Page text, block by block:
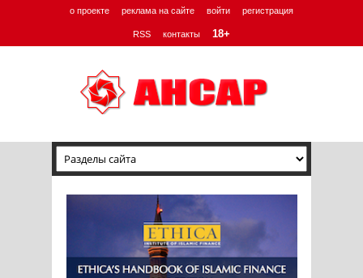
о проекте реклама на сайте войти регистрация
RSS контакты 18+